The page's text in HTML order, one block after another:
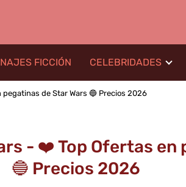
FICCIÓN CELEBRIDADES
de Star Wars 🔵 Precios 2026
- ❤️ Top Ofertas en
🔵 Precios 2026